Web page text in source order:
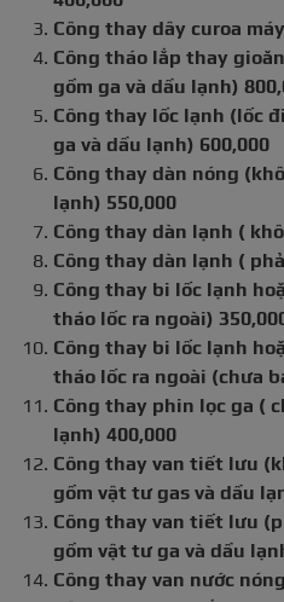
Công thay dây curoa
Công tháo lắp thay
gồm ga và dầu lạnh)
Công thay lốc lạnh (lốc
ga và dầu lạnh) 600,000
Công thay dàn nóng
lạnh) 550,000
Công thay dàn lạnh (
Công thay dàn lạnh (
Công thay bi lốc lạnh
tháo lốc ra ngoài)
Công thay bi lốc lạnh
tháo lốc ra ngoài (chưa
Công thay phin lọc ga (
lạnh) 400,000
Công thay van tiết lưu
gồm vật tư gas và dầu
Công thay van tiết lưu
gồm vật tư ga và dầu
Công thay van nước